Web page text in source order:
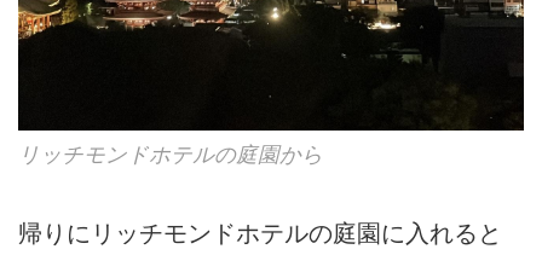
リッチモンドホテルの庭園から
帰りにリッチモンドホテルの庭園に入れると